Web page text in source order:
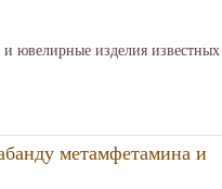
ювелирные изделия известных
метамфетамина и